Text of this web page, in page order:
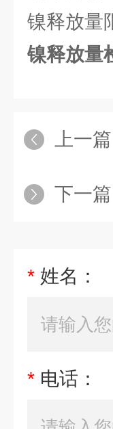
镍释放量
镍释放量
上一篇
下一篇
* 姓名：
* 电话：